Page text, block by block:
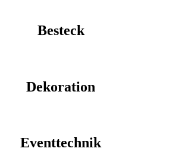
Besteck
Dekoration
Eventtechnik